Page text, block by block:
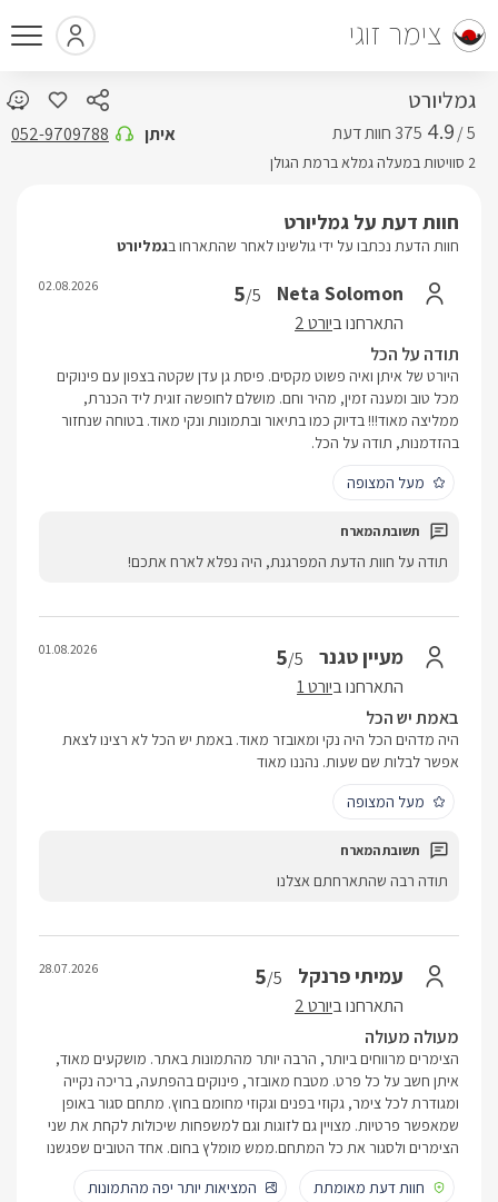
צימר זוגי
גמליורט
5 /
4.9
2 סוויטות במעלה גמלא ברמת הגולן
איתן 052-9709788
חוות דעת על גמליורט
חוות הדעת נכתבו על ידי גולשינו לאחר שהתארחו בגמליורט
Neta Solomon
5/5
התארחנו ביורט 2
02.08.2026
תודה על הכל
היורט של איתן ואיה פשוט מקסים. פיסת גן עדן שקטה בצפון עם פינוקים
מכל טוב ומענה זמין, מהיר וחם. מושלם לחופשה זוגית ליד הכנרת,
ממליצה מאוד!!! בדיוק כמו בתיאור ובתמונות ונקי מאוד. בטוחה שנחזור
בהזדמנות, תודה על הכל.
מעל המצופה
תודה על חוות הדעת המפרגנת, היה נפלא לארח אתכם!
מעיין טגנר 5/5
התארחנו ביורט 1
01.08.2026
באמת יש הכל
היה מדהים הכל היה נקי ומאובזר מאוד. באמת יש הכל לא רצינו לצאת
אפשר לבלות שם שעות. נהננו מאוד
מעל המצופה
תודה רבה שהתארחתם אצלנו
עמיתי פרנקל 5/5
התארחנו ביורט 2
28.07.2026
מעולה מעולה
הצימרים מרווחים ביותר, הרבה יותר מהתמונות באתר. מושקעים מאוד,
איתן חשב על כל פרט. מטבח מאובזר, פינוקים בהפתעה, בריכה נקייה
ומגודרת לכל צימר, גקוזי בפנים וגקוזי מחומם בחוץ. מתחם סגור באופן
שמאפשר פרטיות. מצויין גם לזוגות וגם למשפחות שיכולות לקחת את שני
הצימרים ולסגור את כל המתחם.ממש מומלץ בחום. אחד הטובים שפגשנו
חוות דעת מאומתת
המציאות יותר יפה מהתמונות